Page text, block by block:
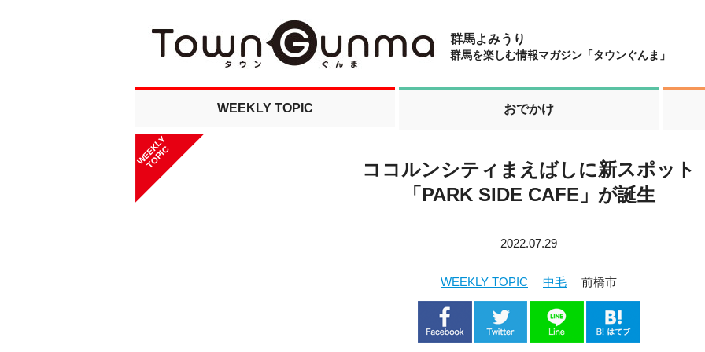
群馬よみうり
群馬を楽しむ情報マガジン「タウンぐんま」
WEEKLY TOPIC おでかけ
WEEKLY
TOPIC
ココルンシティまえばしに新スポット
「PARK SIDE CAFE」が誕生
2022.07.29
WEEKLY TOPIC 中毛 前橋市